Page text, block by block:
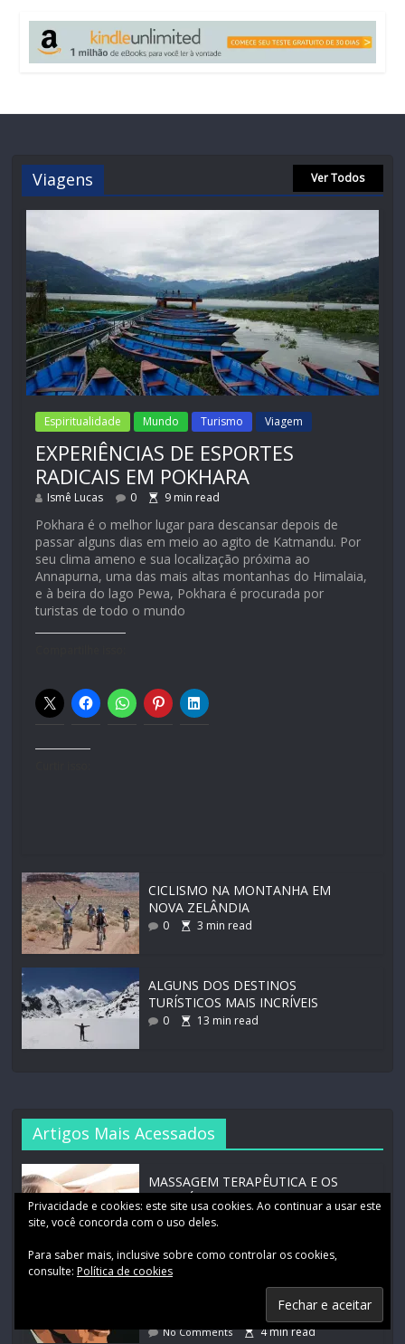
Viagens Ver Todos
Espiritualidade Mundo Turismo Viagem
EXPERIÊNCIAS DE ESPORTES
RADICAIS EM POKHARA
Ismê Lucas 0 9 min read
Pokhara é o melhor lugar para descansar depois de
passar alguns dias em meio ao agito de Katmandu. Por
seu clima ameno e sua localização próxima ao
Annapurna, uma das mais altas montanhas do Himalaia,
e à beira do lago Pewa, Pokhara é procurada por
turistas de todo o mundo
CICLISMO NA MONTANHA EM
NOVA ZELÂNDIA
0 3 min read
ALGUNS DOS DESTINOS
TURÍSTICOS MAIS INCRÍVEIS
0 13 min read
Artigos Mais Acessados
MASSAGEM TERAPÊUTICA E OS
BENEFÍCIOS
No Comments
27 FRASES DE JUNG QUE
ECONOMIZAM 10 ANOS DE
No Comments 4min read
Privacidade e cookies: este site usa cookies. Ao continuar a usar este
site, você concorda com o uso deles.
Para saber mais, inclusive sobre como controlar os cookies,
consulte: Política de cookies